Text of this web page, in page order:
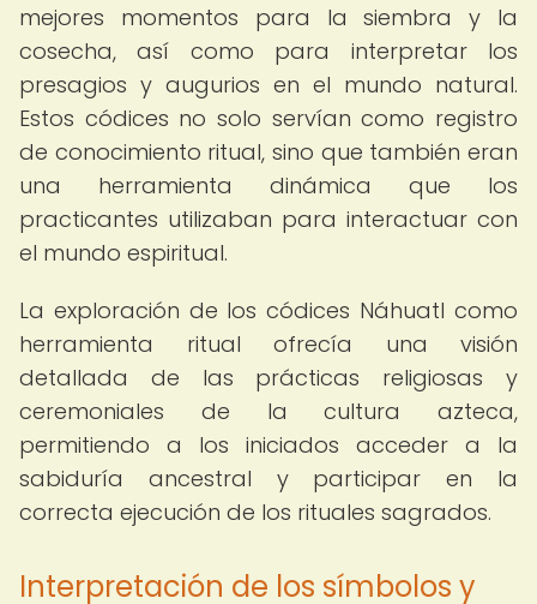
mejores momentos para la siembra y la
cosecha, así como para interpretar los
presagios y augurios en el mundo natural.
Estos códices no solo servían como registro
de conocimiento ritual, sino que también eran
una herramienta dinámica que los
practicantes utilizaban para interactuar con
el mundo espiritual.
La exploración de los códices Náhuatl como
herramienta ritual ofrecía una visión
detallada de las prácticas religiosas y
ceremoniales de la cultura azteca,
permitiendo a los iniciados acceder a la
sabiduría ancestral y participar en la
correcta ejecución de los rituales sagrados.
Interpretación de los símbolos y